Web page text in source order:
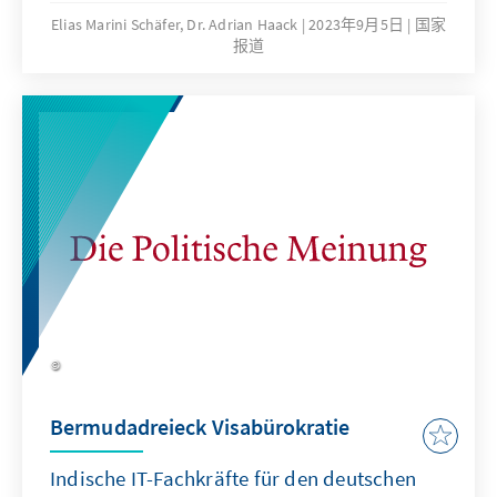
Organisationen? Und wie kann die indische
G20- Präsidentschaft in Zeiten tief
werden? Der folgende Länderbericht geht
diesen Fragen nach und beleuchtet zudem,
inwiefern die Regierung von Premierminister
Modi die außenpolitische Agenda der G20
nahtlos mit seinen innenpolitischen
Ambitionen verknüpft hat.
Elias Marini Schäfer, Dr. Adrian Haack 2023年9月5日
国家
报道
Bermudadreieck Visabürokratie
Indische IT-Fachkräfte für den deutschen